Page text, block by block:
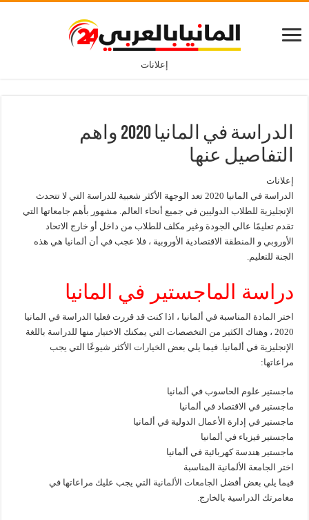
إعلانات
الدراسة في المانيا 2020 واهم
التفاصيل عنها
إعلانات
الدراسة في المانيا 2020 تعد الوجهة الأكثر شعبية للدراسة التي لا تتحدث
الإنجليزية للطلاب الدوليين في جميع أنحاء العالم. مشهور بأهم جامعاتها التي
تقدم تعليمًا عالي الجودة وغير مكلف للطلاب من داخل أو خارج الاتحاد
الأوروبي و المنطقة الاقتصادية الأوروبية ، فلا عجب في أن ألمانيا هي هذه
الجنة للتعليم.
دراسة الماجستير في المانيا
اختر المادة المناسبة في ألمانيا ، اذا كنت قد قررت فعليا الدراسة في المانيا
2020 ، وهناك الكثير من التخصصات التي يمكنك الاختيار منها للدراسة باللغة
الإنجليزية في ألمانيا. فيما يلي بعض الخيارات الأكثر شيوعًا التي يجب
مراعاتها:
ماجستير علوم الحاسوب في ألمانيا
ماجستير في الاقتصاد في ألمانيا
ماجستير في إدارة الأعمال الدولية في ألمانيا
ماجستير فيزياء في ألمانيا
ماجستير هندسة كهربائية في ألمانيا
اختر الجامعة الألمانية المناسبة
فيما يلي بعض أفضل الجامعات الألمانية التي يجب عليك مراعاتها في
مغامرتك الدراسية بالخارج.